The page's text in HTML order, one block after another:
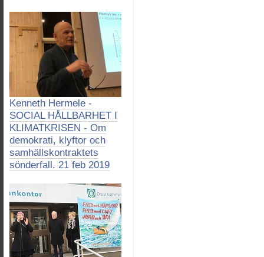
Kenneth Hermele -
SOCIAL HÅLLBARHET I
KLIMATKRISEN - Om
demokrati, klyftor och
samhällskontraktets
sönderfall. 21 feb 2019